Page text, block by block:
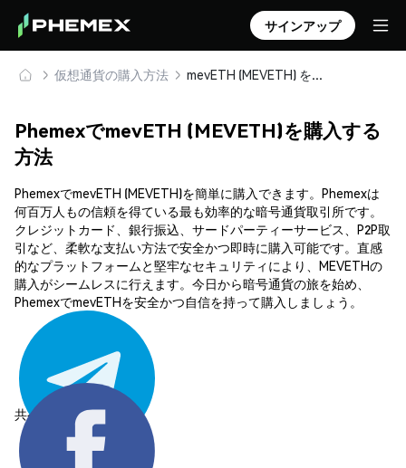
サインアップ
仮想通貨の購入方法 mevETH (MEVETH) を安全に購入・保管
PhemexでmevETH (MEVETH)を購入する
方法
PhemexでmevETH (MEVETH)を簡単に購入できます。Phemexは
何百万人もの信頼を得ている最も効率的な暗号通貨取引所です。
クレジットカード、銀行振込、サードパーティーサービス、P2P取
引など、柔軟な支払い方法で安全かつ即時に購入可能です。直感
的なプラットフォームと堅牢なセキュリティにより、MEVETHの
購入がシームレスに行えます。今日から暗号通貨の旅を始め、
PhemexでmevETHを安全かつ自信を持って購入しましょう。
共有する: